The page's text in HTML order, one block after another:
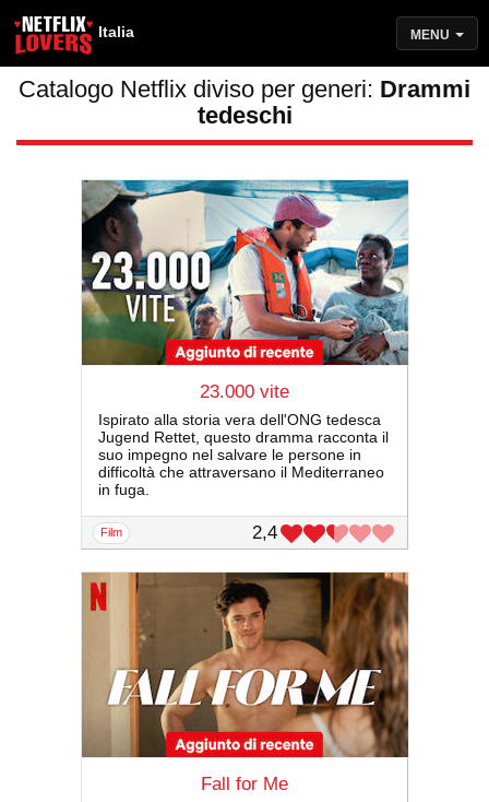
Italia MENU
Catalogo Netflix diviso per generi: Drammi
tedeschi
23.000 vite
Ispirato alla storia vera dell'ONG tedesca
Jugend Rettet, questo dramma racconta il
suo impegno nel salvare le persone in
difficoltà che attraversano il Mediterraneo
in fuga.
film 2,4
Fall for Me